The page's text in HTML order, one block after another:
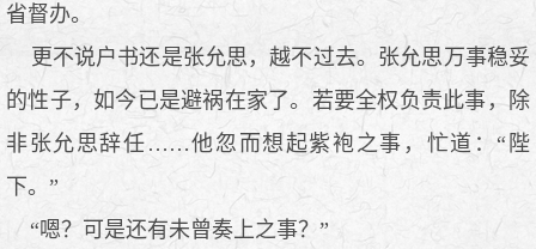
省督办。
更不说户书还是张允思，越不过去。张允思万事稳妥
的性子，如今已是避祸在家了。若要全权负责此事，除
非张允思辞任……他忽而想起紫袍之事，忙道：“陛
下。”
“嗯？可是还有未曾奏上之事？”